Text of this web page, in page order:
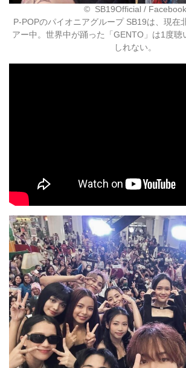
©︎ SB19Official / Facebook
P-POPのパイオニアグループ SB19は、現在
アー中。世界中が踊った「GENTO」は1度聴
しれない。